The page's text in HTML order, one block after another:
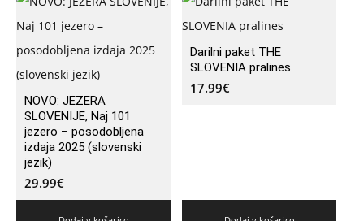
NOVO: JEZERA
SLOVENIJE, Naj 101
jezero – posodobljena
izdaja 2025 (slovenski
jezik)
29.99€
Darilni paket THE
SLOVENIA pralines
17.99€